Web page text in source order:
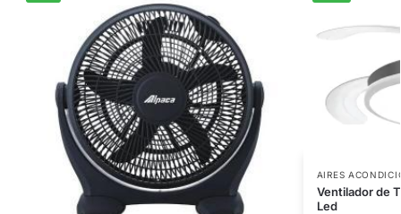
AIRES
Ventilador de
Led